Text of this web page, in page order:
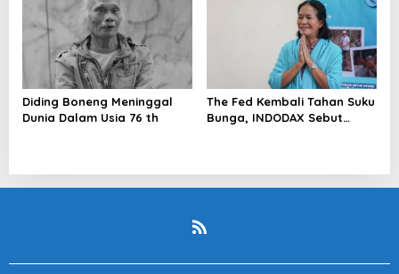
Diding Boneng Meninggal
Dunia Dalam Usia 76 th
The Fed Kembali Tahan Suku
Bunga, INDODAX Sebut